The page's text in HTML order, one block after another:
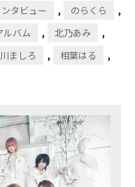
タビュー , のらくら ,
ルバム , 北乃あみ ,
ましろ , 相葉はる ,